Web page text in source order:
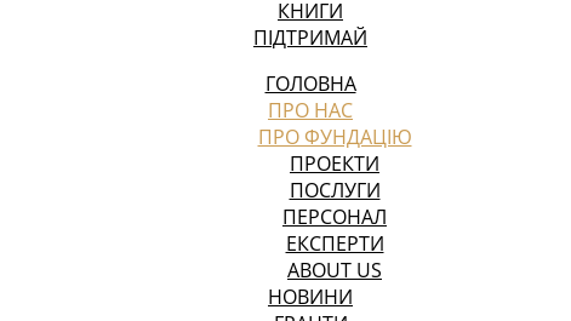
КНИГИ
ПІДТРИМАЙ
ГОЛОВНА
ПРО НАС
ПРО ФУНДАЦІЮ
ПРОЕКТИ
ПОСЛУГИ
ПЕРСОНАЛ
ЕКСПЕРТИ
ABOUT US
НОВИНИ